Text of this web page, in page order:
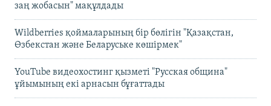
заң жобасын" мақұлдады
Wildberries қоймаларының бір бөлігін "Қазақстан,
Өзбекстан және Беларуське көшірмек"
YouTube видеохостинг қызметі "Русская община"
ұйымының екі арнасын бұғаттады